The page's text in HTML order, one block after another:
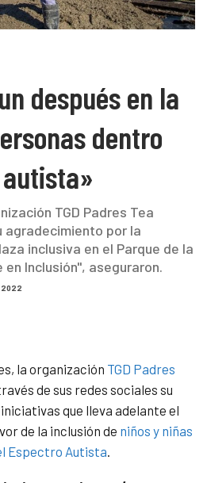
después en la
dentro
TGD Padres Tea
agradecimiento por la
inclusiva en el Parque de la
en Inclusión", aseguraron.
2022
la organización TGD Padres
de sus redes sociales su
que lleva adelante el
de la inclusión de niños y niñas
Espectro Autista.